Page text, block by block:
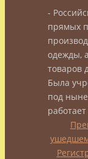
-
прямых
одежды,
товаров
Была
под